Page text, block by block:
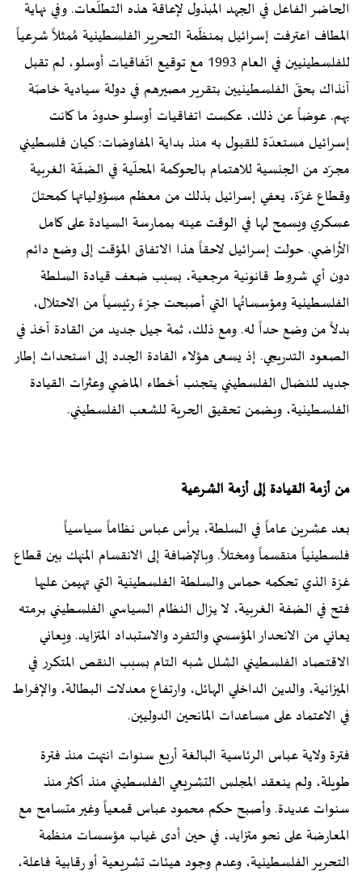
الحاضر الفاعل في الجهد المبذول لإعاقة هذه التطلّعات. وفي نهاية
المطاف اعترفت إسرائيل بمنظّمة التحرير الفلسطينية مُمثلاً شرعياً
للفلسطينيين في العام 1993 مع توقيع اتّفاقيات أوسلو، لم تقبل
آنذاك بحقّ الفلسطينيين بتقرير مصيرهم في دولة سيادية خاصّة
بهم. عوضاً عن ذلك، عكست اتفاقيات أوسلو حدودَ ما كانت
إسرائيل مستعدّة للقبول به منذ بداية المفاوضات: كيان فلسطيني
مجرّد من الجنسية للاهتمام بالحوكمة المحلّية في الضفّة الغربية
وقطاع غزّة، يعفي إسرائيل بذلك من معظم مسؤولياتها كمحتلّ
عسكري ويسمح لها في الوقت عينه بممارسة السيادة على كامل
الأراضي. حولت إسرائيل لاحقاً هذا الاتفاق المؤقت إلى وضع دائم
دون أي شروط قانونية مرجعية، بسبب ضعف قيادة السلطة
الفلسطينية ومؤسساتُها التي أصبحت جزءً رئيسياً من الاحتلال،
بدلاً من وضع حداً له. ومع ذلك، ثمة جيل جديد من القادة آخذ في
الصعود التدريجي. إذ يسعى هؤلاء القادة الجدد إلى استحداث إطار
جديد للنضال الفلسطيني يتجنب أخطاء الماضي وعثرات القيادة
الفلسطينية، ويضمن تحقيق الحرية للشعب الفلسطيني.
من أزمة القيادة إلى أزمة الشرعية
بعد عشرين عاماً في السلطة، يرأس عباس نظاماً سياسياً
فلسطينياً منقسماً ومختلاً. وبالإضافة إلى الانقسام المنهك بين قطاع
غزة الذي تحكمه حماس والسلطة الفلسطينية التي تهيمن عليها
فتح في الضفة الغربية، لا يزال النظام السياسي الفلسطيني برمته
يعاني من الانحدار المؤسسي والتفرد والاستبداد المتزايد. ويعاني
الاقتصاد الفلسطيني الشلل شبه التام بسبب النقص المتكرر في
الميزانية، والدين الداخلي الهائل، وارتفاع معدلات البطالة، والإفراط
في الاعتماد على مساعدات المانحين الدوليين.
فترة ولاية عباس الرئاسية البالغة أربع سنوات انتهت منذ فترة
طويلة، ولم ينعقد المجلس التشريعي الفلسطيني منذ أكثر منذ
سنوات عديدة. وأصبح حكم محمود عباس قمعياً وغير متسامح مع
المعارضة على نحو متزايد، في حين أدى غياب مؤسسات منظمة
التحرير الفلسطينية، وعدم وجود هيئات تشريعية أو رقابية فاعلة،